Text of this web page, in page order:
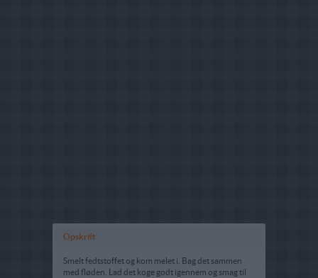
Opskrift
Smelt fedtstoffet og kom melet i. Bag det sammen
med fløden. Lad det koge godt igennem og smag til